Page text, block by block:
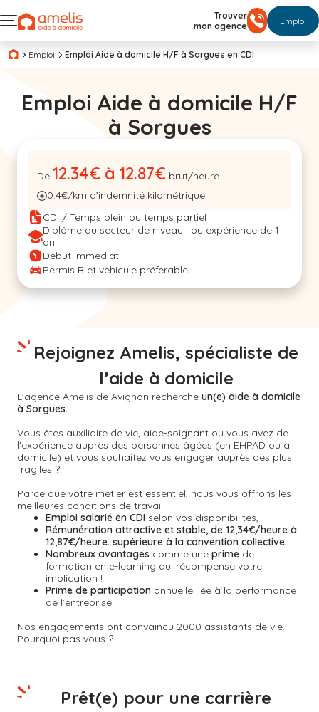
Trouver
mon agence
Emploi
Emploi Emploi Aide à domicile H/F à Sorgues en CDI
Emploi Aide à domicile H/F
à Sorgues
De 12.34€ à 12.87€ brut/heure
0.4€/km d’indemnité kilométrique
CDI / Temps plein ou temps partiel
Diplôme du secteur de niveau I ou expérience de 1
an
Début immédiat
Permis B et véhicule préférable
L'agence Amelis de Avignon recherche un(e) aide à domicile
à Sorgues.
Vous êtes auxiliaire de vie, aide-soignant ou vous avez de
l'expérience auprès des personnes âgées (en EHPAD ou à
domicile) et vous souhaitez vous engager auprès des plus
fragiles ?
Parce que votre métier est essentiel, nous vous offrons les
meilleures conditions de travail :
Emploi salarié en CDI selon vos disponibilités,
Rémunération attractive et stable, de 12,34€/heure à
12,87€/heure. supérieure à la convention collective.
Nombreux avantages comme une prime de
formation en e-learning qui récompense votre
implication !
Prime de participation annuelle liée à la performance
de l’entreprise.
Nos engagements ont convaincu 2000 assistants de vie.
Pourquoi pas vous ?
Rejoignez Amelis, spécialiste de
l’aide à domicile
Prêt(e) pour une carrière